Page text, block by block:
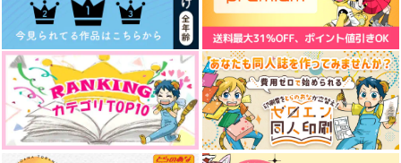
作品詳細 作品詳細 作品詳細